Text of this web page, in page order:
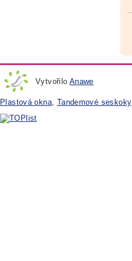
Vytvořilo Anawe
Plastová okna Tandemové seskoky